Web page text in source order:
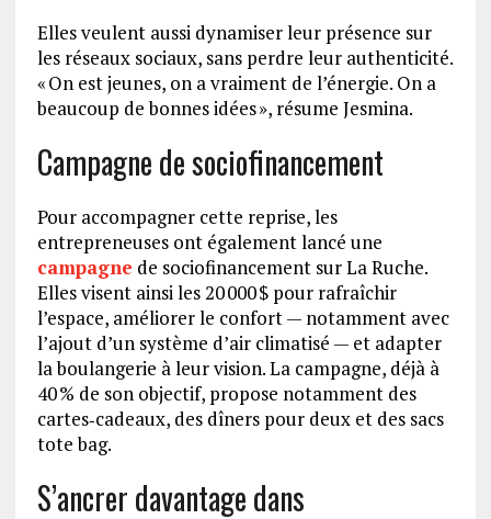
Elles veulent aussi dynamiser leur présence sur
les réseaux sociaux, sans perdre leur authenticité.
« On est jeunes, on a vraiment de l’énergie. On a
beaucoup de bonnes idées », résume Jesmina.
Campagne de sociofinancement
Pour accompagner cette reprise, les
entrepreneuses ont également lancé une
campagne de sociofinancement sur La Ruche.
Elles visent ainsi les 20 000 $ pour rafraîchir
l’espace, améliorer le confort — notamment avec
l’ajout d’un système d’air climatisé — et adapter
la boulangerie à leur vision. La campagne, déjà à
40 % de son objectif, propose notamment des
cartes‑cadeaux, des dîners pour deux et des sacs
tote bag.
S’ancrer davantage dans